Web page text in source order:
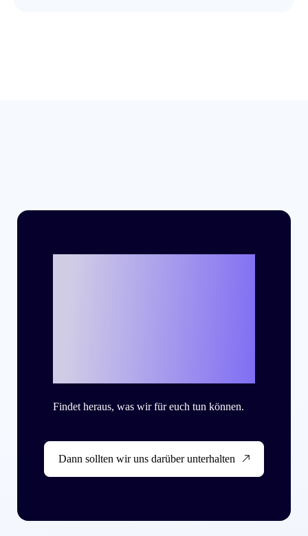
Findet heraus, was wir für euch tun können.
Dann sollten wir uns darüber unterhalten